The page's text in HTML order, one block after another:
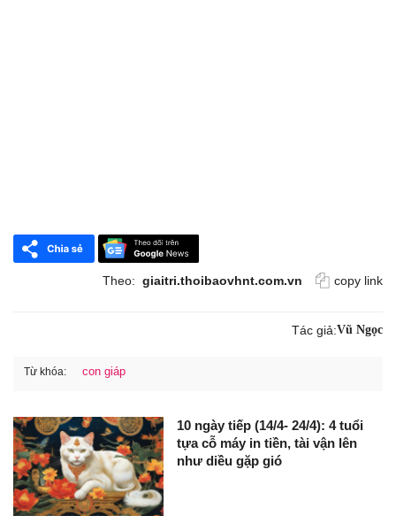
Theo: giaitri.thoibaovhnt.com.vn copy link
Tác giả:Vũ Ngọc
Từ khóa: con giáp
10 ngày tiếp (14/4- 24/4): 4 tuổi
tựa cỗ máy in tiền, tài vận lên
như diều gặp gió